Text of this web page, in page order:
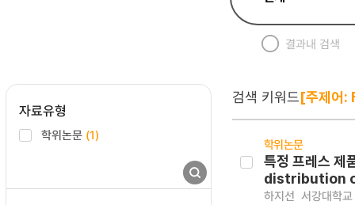
결과내 검색
자료유형
학위논문 (1)
검색 키워드[주제
학위논문
특정 프레스
distribution
하지선 서강대학